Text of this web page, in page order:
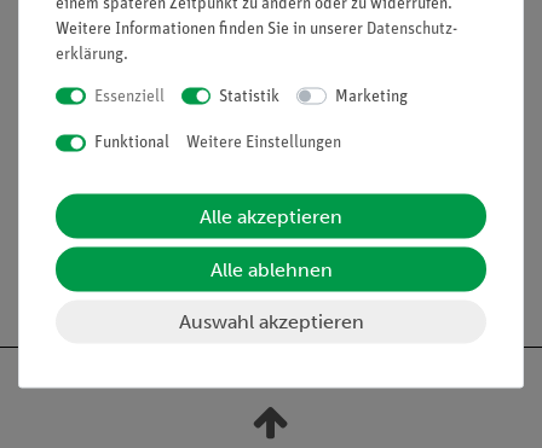
Klassenstufen der Sekundarstufe 1.
Ausstattung und technische
Daten
Sicherheitsbuchsen
Weitere Informationen finden Sie in unserer Daten­schutz­
erklärung.
Essenziell Statistik Marketing
Funktional Weitere Einstellungen
Alle akzeptieren
Alle ablehnen
Auswahl akzeptieren